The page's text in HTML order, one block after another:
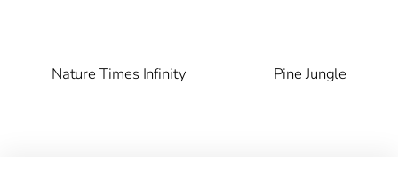
Nature Times Infinity Pine Jungle